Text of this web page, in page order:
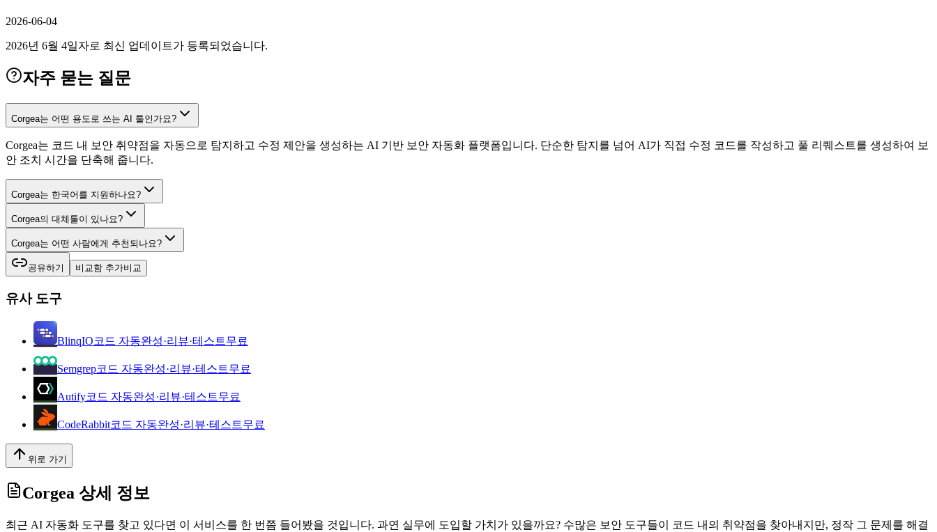
2026-06-04
2026년 6월 4일자로 최신 업데이트가 등록되었습니다.
자주 묻는 질문
Corgea는 어떤 용도로 쓰는 AI 툴인가요?
Corgea는 코드 내 보안 취약점을 자동으로 탐지하고 수정 제안을 생성하는 AI 기반 보안 자동화 플랫폼입니다. 단순한 탐지를 넘어 AI가 직접 수정 코드를 작성하고 풀 리퀘스트를 생성하여 보
안 조치 시간을 단축해 줍니다.
Corgea는 한국어를 지원하나요?
Corgea의 대체툴이 있나요?
Corgea는 어떤 사람에게 추천되나요?
공유하기 비교함 추가비교
유사 도구
BlinqIO코드 자동완성·리뷰·테스트무료
Semgrep코드 자동완성·리뷰·테스트무료
Autify코드 자동완성·리뷰·테스트무료
CodeRabbit코드 자동완성·리뷰·테스트무료
위로 가기
Corgea 상세 정보
최근 AI 자동화 도구를 찾고 있다면 이 서비스를 한 번쯤 들어봤을 것입니다. 과연 실무에 도입할 가치가 있을까요? 수많은 보안 도구들이 코드 내의 취약점을 찾아내지만, 정작 그 문제를 해결